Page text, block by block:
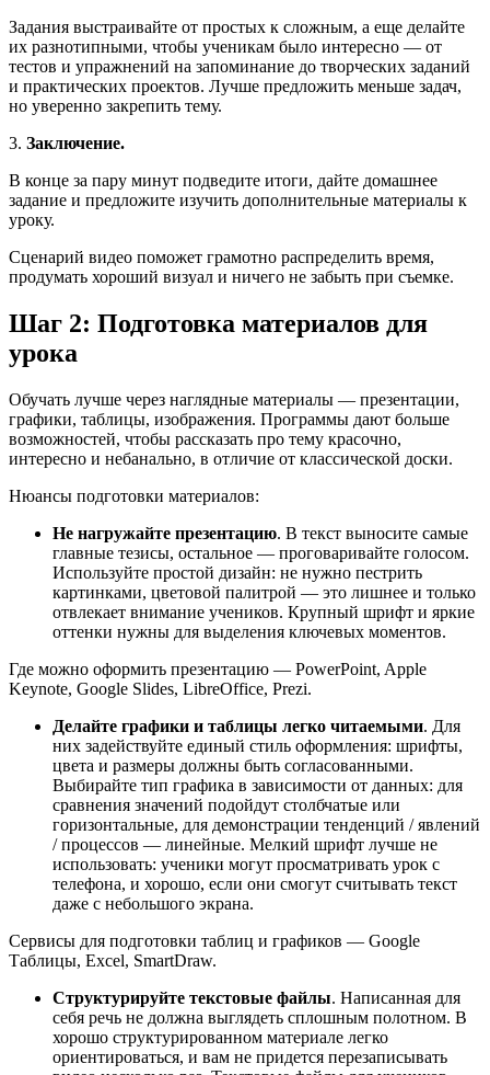
Задания выстраивайте от простых к сложным, а еще делайте
их разнотипными, чтобы ученикам было интересно — от
тестов и упражнений на запоминание до творческих заданий
и практических проектов. Лучше предложить меньше задач,
но уверенно закрепить тему.
3. Заключение.
В конце за пару минут подведите итоги, дайте домашнее
задание и предложите изучить дополнительные материалы к
уроку.
Сценарий видео поможет грамотно распределить время,
продумать хороший визуал и ничего не забыть при съемке.
Шаг 2: Подготовка материалов для
урока
Обучать лучше через наглядные материалы — презентации,
графики, таблицы, изображения. Программы дают больше
возможностей, чтобы рассказать про тему красочно,
интересно и небанально, в отличие от классической доски.
Нюансы подготовки материалов:
Не нагружайте презентацию. В текст выносите самые
главные тезисы, остальное — проговаривайте голосом.
Используйте простой дизайн: не нужно пестрить
картинками, цветовой палитрой — это лишнее и только
отвлекает внимание учеников. Крупный шрифт и яркие
оттенки нужны для выделения ключевых моментов.
Где можно оформить презентацию — PowerPoint, Apple
Keynote, Google Slides, LibreOffice, Prezi.
Делайте графики и таблицы легко читаемыми. Для
них задействуйте единый стиль оформления: шрифты,
цвета и размеры должны быть согласованными.
Выбирайте тип графика в зависимости от данных: для
сравнения значений подойдут столбчатые или
горизонтальные, для демонстрации тенденций / явлений
/ процессов — линейные. Мелкий шрифт лучше не
использовать: ученики могут просматривать урок с
телефона, и хорошо, если они смогут считывать текст
даже с небольшого экрана.
Сервисы для подготовки таблиц и графиков — Google
Таблицы, Excel, SmartDraw.
Структурируйте текстовые файлы. Написанная для
себя речь не должна выглядеть сплошным полотном. В
хорошо структурированном материале легко
ориентироваться, и вам не придется перезаписывать